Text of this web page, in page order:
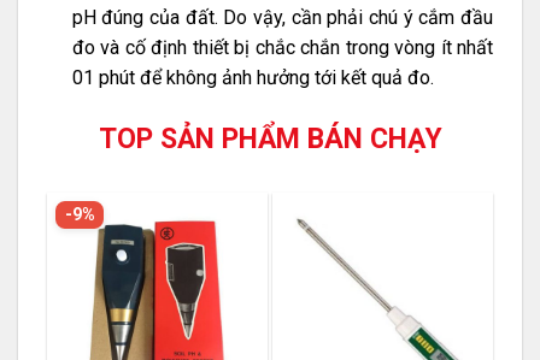
pH đúng của đất. Do vậy, cần phải chú ý cắm đầu
đo và cố định thiết bị chắc chắn trong vòng ít nhất
01 phút để không ảnh hưởng tới kết quả đo.
TOP SẢN PHẨM BÁN CHẠY
-9%